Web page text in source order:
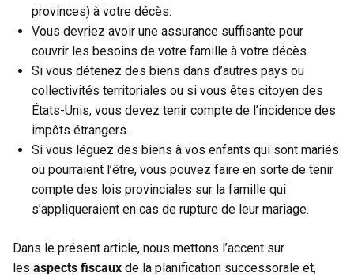
provinces) à votre décès.
Vous devriez avoir une assurance suffisante pour
couvrir les besoins de votre famille à votre décès.
Si vous détenez des biens dans d’autres pays ou
collectivités territoriales ou si vous êtes citoyen des
États-Unis, vous devez tenir compte de l’incidence des
impôts étrangers.
Si vous léguez des biens à vos enfants qui sont mariés
ou pourraient l’être, vous pouvez faire en sorte de tenir
compte des lois provinciales sur la famille qui
s’appliqueraient en cas de rupture de leur mariage.
Dans le présent article, nous mettons l’accent sur
les aspects fiscaux de la planification successorale et,